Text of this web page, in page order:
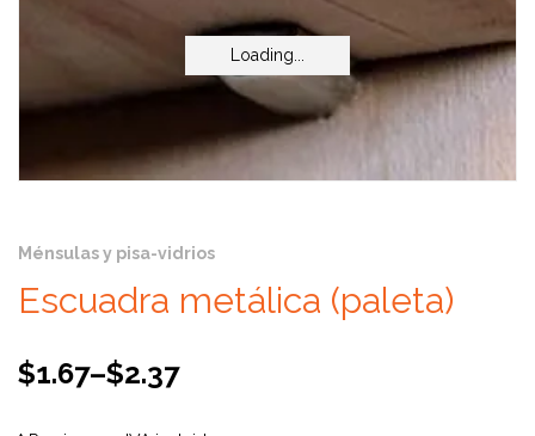
Loading...
Loading...
Ménsulas y pisa-vidrios
Escuadra metálica (paleta)
$1.67–$2.37